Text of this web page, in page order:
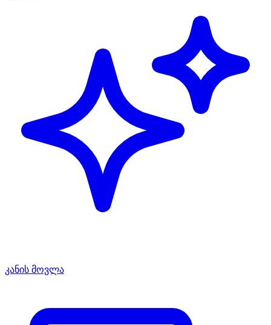
კანის მოვლა